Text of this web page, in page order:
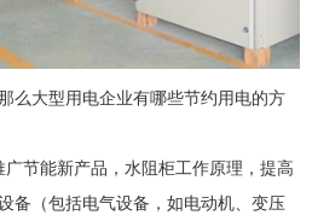
么大型用电企业有哪些节约用电的方
节能新产品，水阻柜工作原理，提高
备（包括电气设备，如电动机、变压